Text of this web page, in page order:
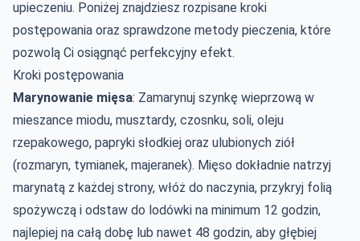
upieczeniu. Poniżej znajdziesz rozpisane kroki
postępowania oraz sprawdzone metody pieczenia, które
pozwolą Ci osiągnąć perfekcyjny efekt.
Kroki postępowania
Marynowanie mięsa: Zamarynuj szynkę wieprzową w
mieszance miodu, musztardy, czosnku, soli, oleju
rzepakowego, papryki słodkiej oraz ulubionych ziół
(rozmaryn, tymianek, majeranek). Mięso dokładnie natrzyj
marynatą z każdej strony, włóż do naczynia, przykryj folią
spożywczą i odstaw do lodówki na minimum 12 godzin,
najlepiej na całą dobę lub nawet 48 godzin, aby głębiej